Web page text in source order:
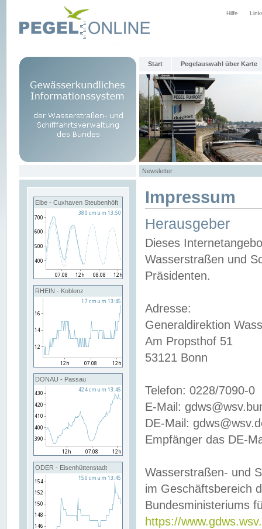
Hilfe
Start Pegelauswahl über Karte
Newsletter
Elbe - Cuxhaven Steubenhöft
RHEIN - Koblenz
DONAU - Passau
ODER - Eisenhüttenstadt
Impressum
Herausgeber
Dieses
Wasserstraßen und
Präsidenten.
Adresse:
Generaldirektion
Am Propsthof 51
53121 Bonn
Telefon: 0228/7090-0
E-Mail:
DE-Mail:
Empfänger das DE-
Wasserstraßen- und
im Geschäftsbereich
Bundesministeriums
https://